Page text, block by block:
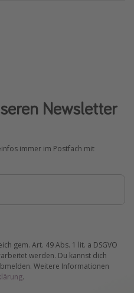
Newsletter
immer im Postfach mit
gem. Art. 49 Abs. 1 lit. a DSGVO
werden. Du kannst dich
Weitere Informationen
.